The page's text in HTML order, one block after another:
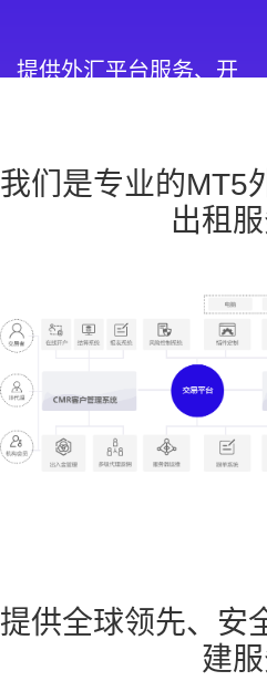
提供外汇平台服务、开
我们是专业的MT5
出租
提供全球领先、安
建